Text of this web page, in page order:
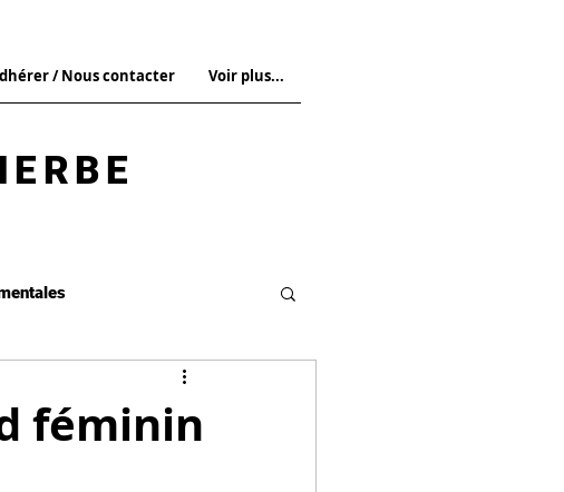
/ Nous contacter Voir plus...
Droit pénal spécial
féminin